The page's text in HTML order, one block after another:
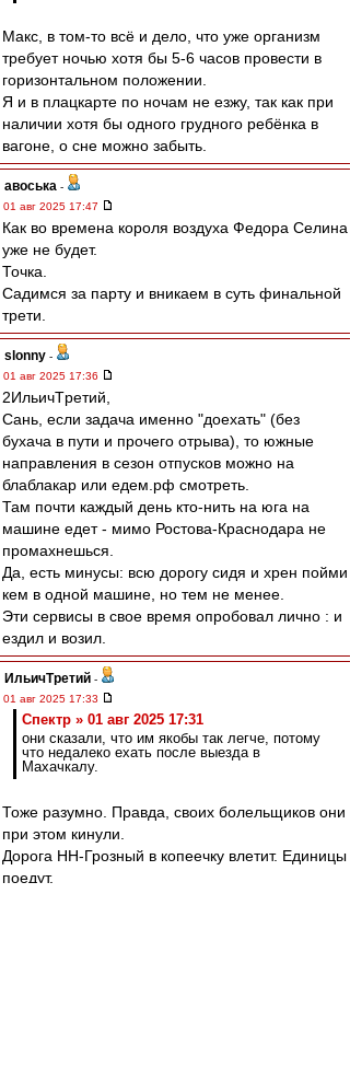
Макс, в том-то всё и дело, что уже организм
требует ночью хотя бы 5-6 часов провести в
горизонтальном положении.
Я и в плацкарте по ночам не езжу, так как при
наличии хотя бы одного грудного ребёнка в
вагоне, о сне можно забыть.
авоська -
01 авг 2025 17:47
Как во времена короля воздуха Федора Селина
уже не будет.
Точка.
Садимся за парту и вникаем в суть финальной
трети.
slonny -
01 авг 2025 17:36
2ИльичТpeтий,
Сань, если задача именно "доехать" (без
бухача в пути и прочего отрыва), то южные
направления в сезон отпусков можно на
блаблакар или едем.рф смотреть.
Там почти каждый день кто-нить на юга на
машине едет - мимо Ростова-Краснодара не
промахнешься.
Да, есть минусы: всю дорогу сидя и хрен пойми
кем в одной машине, но тем не менее.
Эти сервисы в свое время опробовал лично : и
ездил и возил.
ИльичТpeтий -
01 авг 2025 17:33
Спектр » 01 авг 2025 17:31
они сказали, что им якобы так легче, потому
что недалеко ехать после выезда в
Махачкалу.
Тоже разумно. Правда, своих болельщиков они
при этом кинули.
Дорога НН-Грозный в копеечку влетит. Единицы
поедут.